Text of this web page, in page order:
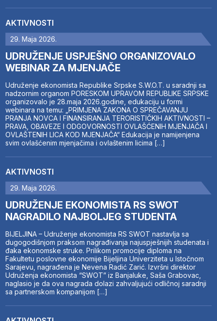
AKTIVNOSTI
29. Maja 2026.
UDRUŽENJE USPJEŠNO ORGANIZOVALO
WEBINAR ZA MJENJAČE
Udruženje ekonomista Republike Srpske S.W.O.T. u saradnji sa
nadzornim organom PORESKOM UPRAVOM REPUBLIKE SRPSKE
organizovalo je 28.maja 2026.godine, edukaciju u formi
webinara na temu: „PRIMJENA ZAKONA O SPREČAVANJU
PRANJA NOVCA I FINANSIRANJA TERORISTIČKIH AKTIVNOSTI –
PRAVA, OBAVEZE I ODGOVORNOSTI OVLAŠĆENIH MJENJAČA I
OVLAŠTENIH LICA KOD MJENJAČA“ Edukacija je namijenjena
svim ovlašćenim mjenjačima i ovlaštenim licima […]
AKTIVNOSTI
29. Maja 2026.
UDRUŽENJE EKONOMISTA RS SWOT
NAGRADILO NAJBOLJEG STUDENTA
BIJELJINA – Udruženje ekonomista RS SWOT nastavlja sa
dugogodišnjom praksom nagrađivanja najuspješnijih studenata i
đaka ekonomske struke. Prilikom promocije diploma na
Fakultetu poslovne ekonomije Bijeljina Univerziteta u Istočnom
Sarajevu, nagrađena je Nevena Radić Zarić. Izvršni direktor
Udruženja ekonomista “SWOT” iz Banjaluke, Saša Grabovac,
naglasio je da ova nagrada dolazi zahvaljujući odličnoj saradnji
sa partnerskom kompanijom […]